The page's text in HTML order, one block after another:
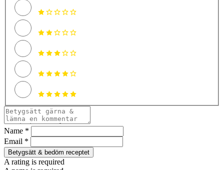
Name *
Email *
Betygsätt & bedöm receptet
A rating is required